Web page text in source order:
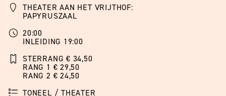
THEATER AAN HET VRIJTHOF:
PAPYRUSZAAL
20:00
INLEIDING 19:00
STERRANG € 34,50
RANG 1 € 29,50
RANG 2 € 24,50
TONEEL / THEATER